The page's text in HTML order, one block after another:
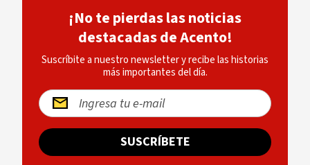
¡No te pierdas las noticias
destacadas de Acento!
Suscríbite a nuestro newsletter y recibe las historias
más importantes del día.
SUSCRÍBETE